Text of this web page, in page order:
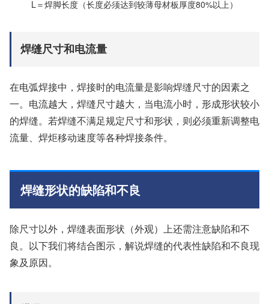
L＝焊脚长度（长度必须达到较薄母材板厚度80%以上）
焊缝尺寸和电流量
在电弧焊接中，焊接时的电流量是影响焊缝尺寸的因素之
一。电流越大，焊缝尺寸越大，当电流小时，形成形状较小
的焊缝。若焊缝不满足规定尺寸和形状，则必须重新调整电
流量、焊炬移动速度等各种焊接条件。
焊缝形状的缺陷和不良
除尺寸以外，焊缝表面形状（外观）上还需注意缺陷和不
良。以下我们将结合图示，解说焊缝的代表性缺陷和不良现
象及原因。